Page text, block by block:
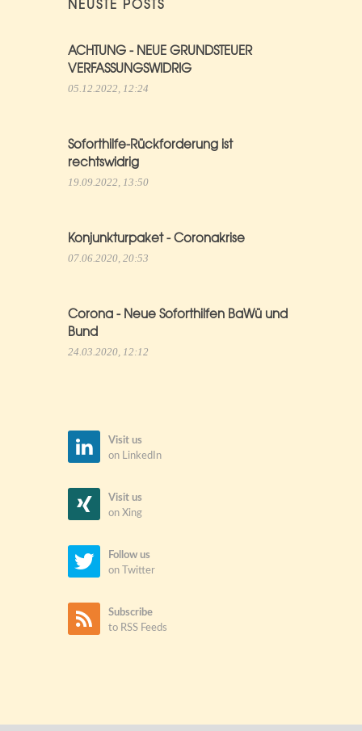
NEUSTE POSTS
ACHTUNG - NEUE GRUNDSTEUER
VERFASSUNGSWIDRIG
05.12.2022, 12:24
Soforthilfe-Rückforderung ist
rechtswidrig
19.09.2022, 13:50
Konjunkturpaket - Coronakrise
07.06.2020, 20:53
Corona - Neue Soforthilfen BaWü und
Bund
24.03.2020, 12:12
Visit us
on LinkedIn
Visit us
on Xing
Follow us
on Twitter
Subscribe
to RSS Feeds